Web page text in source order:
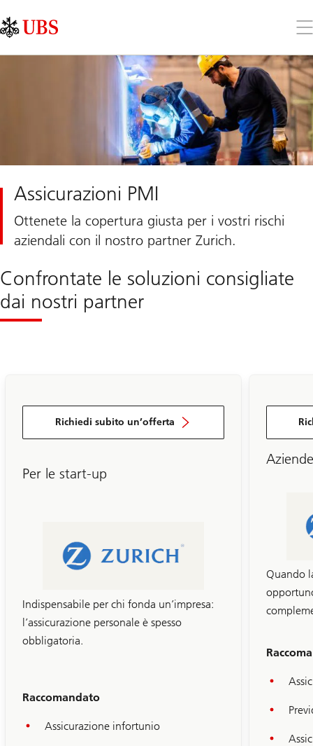
Links
Area
il
Assicurazioni PMI
Ottenete la copertura giusta per i vostri rischi
aziendali con il nostro partner Zurich.
Confrontate le soluzioni consigliate
dai nostri partner
Per le start-up
Indispensabile per chi fonda un’impresa:
l’assicurazione personale è spesso
obbligatoria.
Raccomandato
Assicurazione infortunio
Richiedi subito un’offerta
Quando